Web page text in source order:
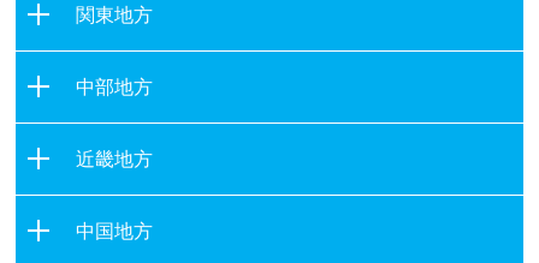
宮城県
秋田県
山形県
福島県
関東地方
群馬県
埼玉県
千葉県
中部地方
石川県
近畿地方
中国地方